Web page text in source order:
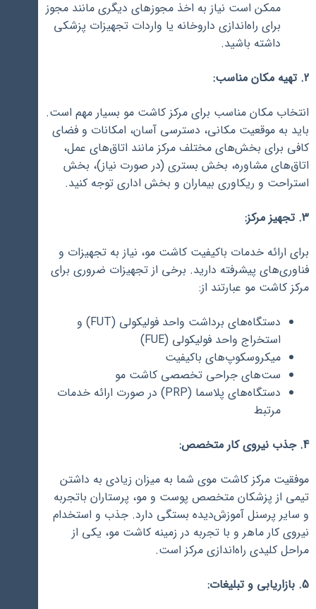
ممکن است نیاز به اخذ مجوزهای دیگری مانند مجوز
برای راه‌اندازی داروخانه یا واردات تجهیزات پزشکی
داشته باشید.
2. تهیه مکان مناسب:
انتخاب مکان مناسب برای مرکز کاشت مو بسیار مهم است.
باید به موقعیت مکانی، دسترسی آسان، امکانات و فضای
کافی برای بخش‌های مختلف مرکز مانند اتاق‌های عمل،
اتاق‌های مشاوره، بخش بستری (در صورت نیاز)، بخش
استراحت و ریکاوری بیماران و بخش اداری توجه کنید.
3. تجهیز مرکز:
برای ارائه خدمات باکیفیت کاشت مو، نیاز به تجهیزات و
فناوری‌های پیشرفته دارید. برخی از تجهیزات ضروری برای
مرکز کاشت مو عبارتند از:
دستگاه‌های برداشت واحد فولیکولی (FUT) و
استخراج واحد فولیکولی (FUE)
میکروسکوپ‌های باکیفیت
ست‌های جراحی تخصصی کاشت مو
دستگاه‌های پلاسما (PRP) در صورت ارائه خدمات
مرتبط
4. جذب نیروی کار متخصص:
موفقیت مرکز کاشت موی شما به میزان زیادی به داشتن
تیمی از پزشکان متخصص پوست و مو، پرستاران باتجربه
و سایر پرسنل آموزش‌دیده بستگی دارد. جذب و استخدام
نیروی کار ماهر و با تجربه در زمینه کاشت مو، یکی از
مراحل کلیدی راه‌اندازی مرکز است.
5. بازاریابی و تبلیغات: